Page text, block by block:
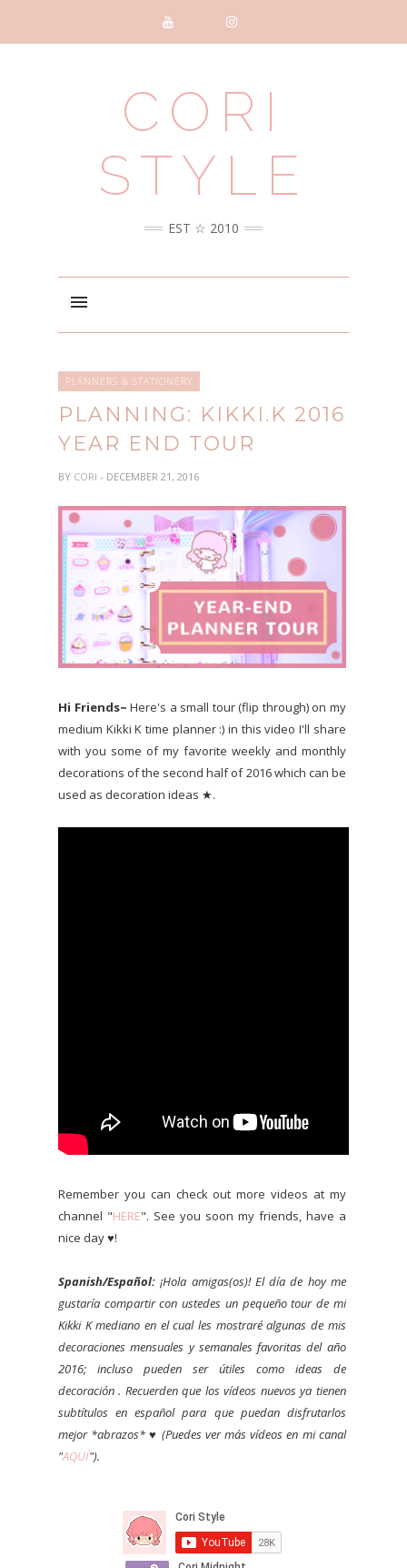
CORI
STYLE
EST ☆ 2010
PLANNERS & STATIONERY
PLANNING: KIKKI.K 2016
YEAR END TOUR
BY CORI - DECEMBER 21, 2016
Hi Friends~ Here's a small tour (flip through) on my
medium Kikki K time planner :) in this video I'll share
with you some of my favorite weekly and monthly
decorations of the second half of 2016 which can be
used as decoration ideas ★.
Remember you can check out more videos at my
channel "HERE". See you soon my friends, have a
nice day ♥!
Spanish/Español:¡Hola amigas(os)! El día de hoy me
gustaría compartir con ustedes un pequeño tour de mi
Kikki K mediano en el cual les mostraré algunas de mis
decoraciones mensuales y semanales favoritas del año
2016; incluso pueden ser útiles como ideas de
decoración . Recuerden que los vídeos nuevos ya tienen
subtítulos en español para que puedan disfrutarlos
mejor *abrazos* ♥ (Puedes ver más vídeos en mi canal
"AQUÍ").